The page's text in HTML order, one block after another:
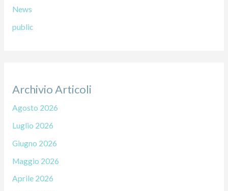
News
public
Archivio Articoli
Agosto 2026
Luglio 2026
Giugno 2026
Maggio 2026
Aprile 2026